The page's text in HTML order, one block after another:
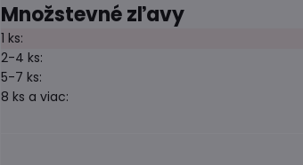
Množstevné zľavy
1 ks:
2-4 ks:
5-7 ks:
8 ks a viac: